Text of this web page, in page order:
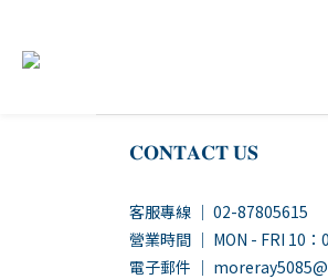
𝐂𝐎𝐍𝐓𝐀𝐂𝐓 𝐔𝐒
客服專線 ｜ 02-87805615
營業時間 ｜ MON - FRI 10
電子郵件 ｜